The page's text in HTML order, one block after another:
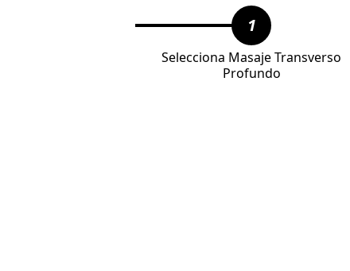
1
Selecciona Masaje Transverso
Profundo